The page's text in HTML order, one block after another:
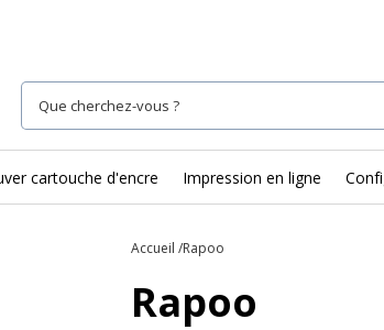
cartouche d'encre Impression en ligne
Accueil Rapoo
Rapoo